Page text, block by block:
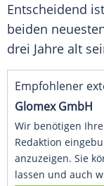
Entscheidend
beiden
drei Jahre alt
Empfohlener
Glomex GmbH
Wir benötigen
Redaktion
anzuzeigen. Sie
lassen und auch